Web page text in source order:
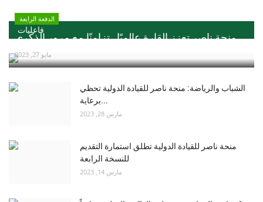
فاعليات
الدفعة الرابعة
منحة ناصر تعزز القارة عالميًا ..تزامنًا مع مرور الذكري...
مايو 27, 2023
الشباب والرياضة: منحة ناصر للقيادة الدولية تحظي
برعاية...
مارس 28, 2023
منحة ناصر للقيادة الدولية تطلق استمارة التقديم
للنسخة الرابعة
مارس 14, 2023